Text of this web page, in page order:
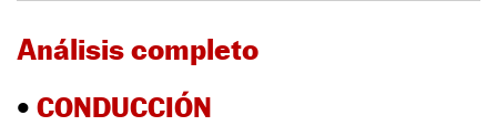
Análisis completo
• CONDUCCIÓN